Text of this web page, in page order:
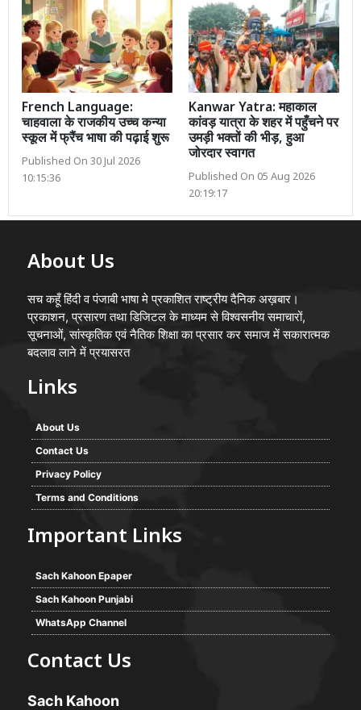
French Language:
चाहवाला के राजकीय उच्च कन्या
स्कूल में फ्रैंच भाषा की पढ़ाई शुरू
Published On 30 Jul 2026
10:15:36
Kanwar Yatra: महाकाल
कांवड़ यात्रा के शहर में पहुँचने पर
उमड़ी भक्तों की भीड़, हुआ
जोरदार स्वागत
Published On 05 Aug 2026
20:19:17
About Us
सच कहूँ हिंदी व पंजाबी भाषा मे प्रकाशित राष्ट्रीय दैनिक अख़बार।
प्रकाशन, प्रसारण तथा डिजिटल के माध्यम से विश्वसनीय समाचारों,
सूचनाओं, सांस्कृतिक एवं नैतिक शिक्षा का प्रसार कर समाज में सकारात्मक
बदलाव लाने में प्रयासरत
Links
About Us
Contact Us
Privacy Policy
Terms and Conditions
Important Links
Sach Kahoon Epaper
Sach Kahoon Punjabi
WhatsApp Channel
Contact Us
Sach Kahoon